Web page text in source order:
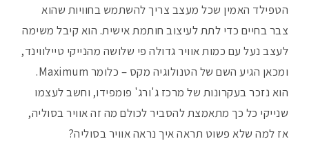
הטפילד האמין שכל מעצב צריך להשתמש בחוויות שהוא
צבר בחיים כדי לתת לעיצוב חותמת אישית. הוא קיבל משימה
לעצב נעל עם כמות אוויר גדולה פי שלושה מהנייקי טיילווינד,
ומכאן הגיע השם של הטנולוגיה מקס – כלומר Maximum.
הוא נזכר בעקרונות של מרכז ג'ורג' פומפידו, וחשב לעצמו
שנייקי כל כך מתאמצת להסביר לכולם מה זה אוויר בסוליה,
אז למה שלא פשוט תראה איך נראה אוויר בסוליה?